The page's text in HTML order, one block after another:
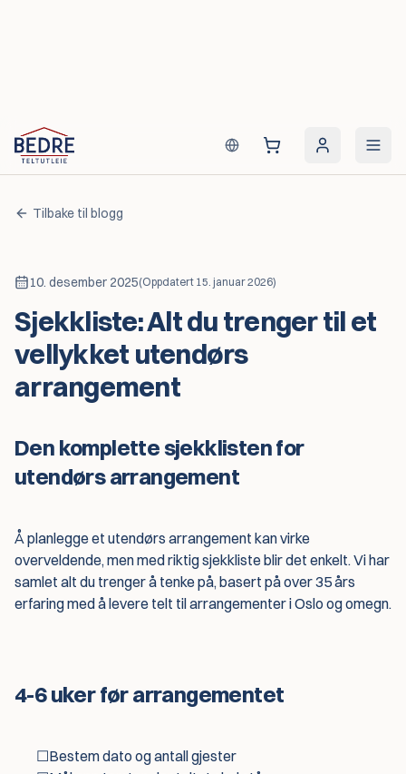
Hopp til innhold
Tilbake til blogg
10. desember 2025(Oppdatert 15. januar 2026)
Sjekkliste: Alt du trenger til et
vellykket utendørs
arrangement
Den komplette sjekklisten for
utendørs arrangement
Å planlegge et utendørs arrangement kan virke
overveldende, men med riktig sjekkliste blir det enkelt. Vi har
samlet alt du trenger å tenke på, basert på over 35 års
erfaring med å levere telt til arrangementer i Oslo og omegn.
4-6 uker før arrangementet
☐Bestem dato og antall gjester